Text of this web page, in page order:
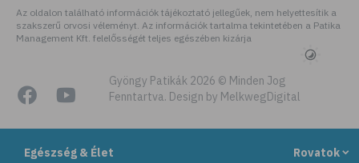
Egészség & Élet Rovatok
# folyadékfogyasztás
# strandolás
# strandétel
# kalória
# hányinger
Az oldalon található információk tájékoztató jellegűek, nem helyettesítik a
szakszerű orvosi véleményt. Az információk tartalma tekintetében a Patika
Management Kft. felelősségét teljes egészében kizárja
Gyöngy Patikák 2026 © Minden Jog
Fenntartva. Design by MelkwegDigital